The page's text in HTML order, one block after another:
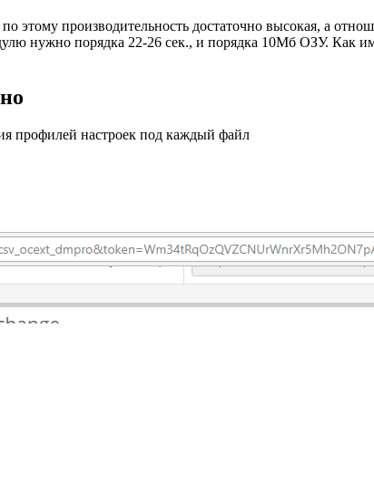
этому производительность достаточно высокая, а
нужно порядка 22-26 сек., и порядка 10Мб ОЗУ. Как
профилей настроек под каждый файл